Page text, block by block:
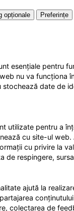
opționale
Preferințe
esențiale pentru
nu va funcționa
date de
utilizate pentru a
cu site-ul
cu privire la
de respingere,
ajută la
colectarea de